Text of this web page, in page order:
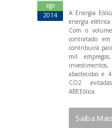
ago
2014
A Energia
energia
Com o
contratado
contribuirá
mil
abastecidas e
CO2
ABEEólica.
Saiba Mais